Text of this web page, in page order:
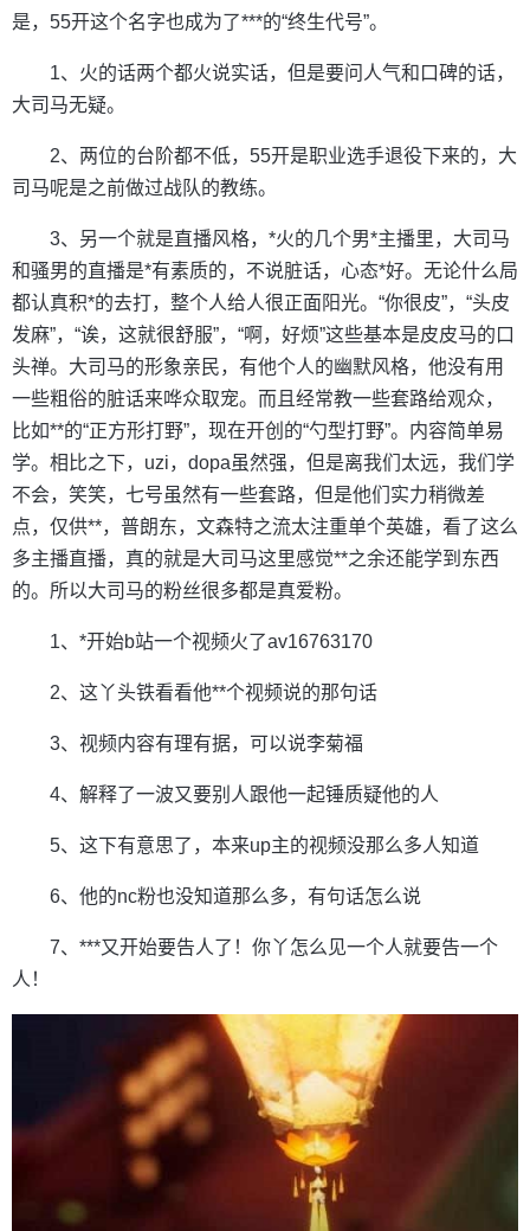
是，55开这个名字也成为了***的“终生代号”。
1、火的话两个都火说实话，但是要问人气和口碑的话，
大司马无疑。
2、两位的台阶都不低，55开是职业选手退役下来的，大
司马呢是之前做过战队的教练。
3、另一个就是直播风格，*火的几个男*主播里，大司马
和骚男的直播是*有素质的，不说脏话，心态*好。无论什么局
都认真积*的去打，整个人给人很正面阳光。“你很皮”，“头皮
发麻”，“诶，这就很舒服”，“啊，好烦”这些基本是皮皮马的口
头禅。大司马的形象亲民，有他个人的幽默风格，他没有用
一些粗俗的脏话来哗众取宠。而且经常教一些套路给观众，
比如**的“正方形打野”，现在开创的“勺型打野”。内容简单易
学。相比之下，uzi，dopa虽然强，但是离我们太远，我们学
不会，笑笑，七号虽然有一些套路，但是他们实力稍微差
点，仅供**，普朗东，文森特之流太注重单个英雄，看了这么
多主播直播，真的就是大司马这里感觉**之余还能学到东西
的。所以大司马的粉丝很多都是真爱粉。
1、*开始b站一个视频火了av16763170
2、这丫头铁看看他**个视频说的那句话
3、视频内容有理有据，可以说李菊福
4、解释了一波又要别人跟他一起锤质疑他的人
5、这下有意思了，本来up主的视频没那么多人知道
6、他的nc粉也没知道那么多，有句话怎么说
7、***又开始要告人了！你丫怎么见一个人就要告一个
人！